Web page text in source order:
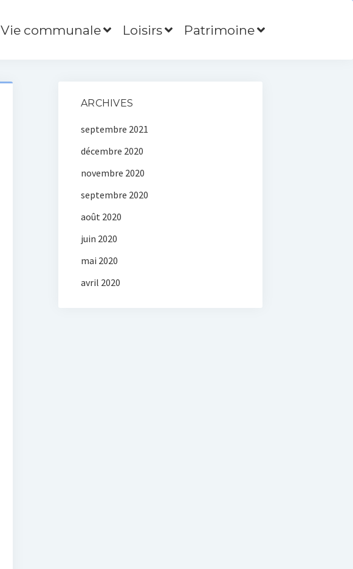
Vie communale Loisirs Patrimoine
ARCHIVES
septembre 2021
décembre 2020
novembre 2020
septembre 2020
août 2020
juin 2020
mai 2020
avril 2020